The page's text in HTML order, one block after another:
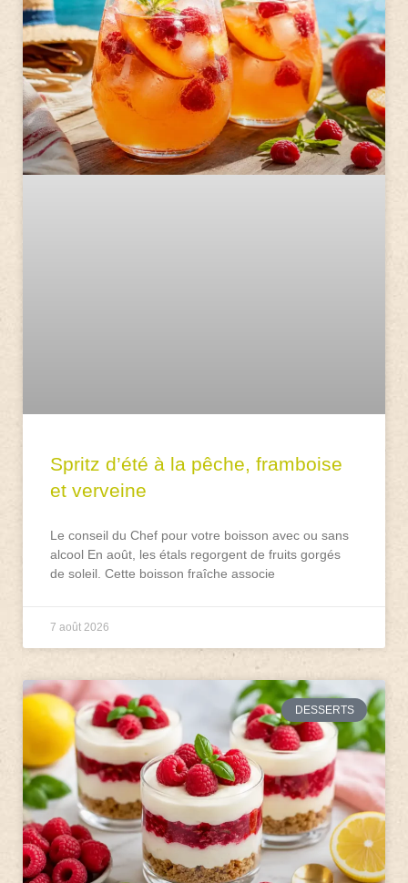
Spritz d’été à la pêche, framboise
et verveine
Le conseil du Chef pour votre boisson avec ou sans
alcool En août, les étals regorgent de fruits gorgés
de soleil. Cette boisson fraîche associe
7 août 2026
DESSERTS